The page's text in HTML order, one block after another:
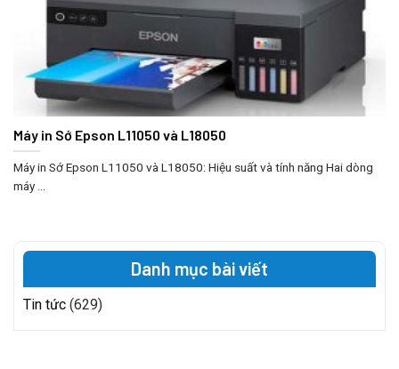
Danh mục bài viết
Tin tức (629)
Máy in Sớ Epson L11050 và L18050
Máy in Sớ Epson L11050 và L18050: Hiệu suất và tính năng Hai dòng
máy ...